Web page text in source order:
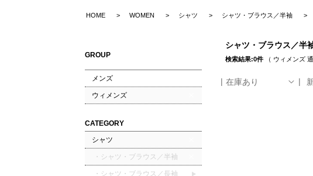
HOME WOMEN シャツ シャツ・ブラウス／半袖
GROUP
メンズ
ウィメンズ
CATEGORY
シャツ
・シャツ・ブラウス／半袖
・シャツ・ブラウス／長袖
シャツ・ブラウス／半
検索結果:0件（ ウィメンズ
在庫あり